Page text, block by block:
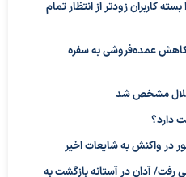
چرا بسته کاربران زودتر از انتظار تمام
عمده‌فروشی به سفره
مشخص شد
دارد؟
در واکنش به شایعات اخیر
رفت/ آدان در آستانه بازگشت به